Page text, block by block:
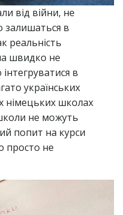
від війни, не
залишаться в
реальність
швидко не
інтегруватися в
українських
німецьких школах
не можуть
попит на курси
просто не